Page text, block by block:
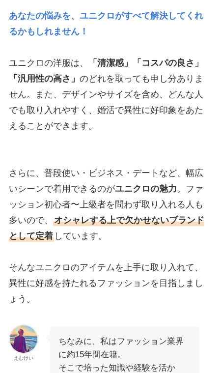
あなたの悩みを、ユニクロがすべて解決してくれ
るかもしれません！
ユニクロの洋服は、 「清潔感」
「コスパの良さ」
「汎用性の高さ」 のどれを取っても申し分ありま
せん。また、デザインやサイズを含め、どんな人
でも取り入れやすく、婚活で異性に好印象をあた
えることができます。
さらに、普段使い・ビジネス・デートなど、幅広
いシーンで着用できるのがユニクロの魅力 。ファ
ッション初心者〜上級者を問わず取り入れる人も
多いので、 オシャレする上で欠かせないブランド
として定着しています。
そんなユニクロのアイテムを上手に取り入れて、
異性に好感を持たれるファッションを目指しまし
ょう。
えむけい
ちなみに、私はファッション業界
に約15年間在籍。
そこで培った知識や経験を活か